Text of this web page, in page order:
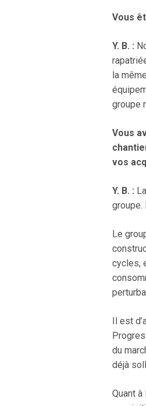
Vous
Y. B. :
la
groupe
Vous
vos
Y. B. :
groupe.
Le
cycles,
Il est
du
déjà
Quant